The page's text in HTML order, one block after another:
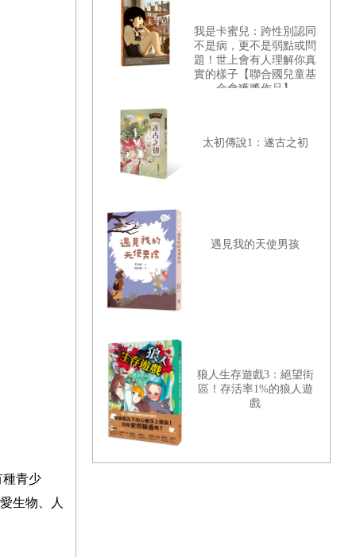
種青少
生物、人
我是卡蜜兒：跨性別認同
不是病，更不是弱點或問
題！世上會有人理解你真
實的樣子【聯合國兒童基
金會獲獎作品】
太初傳說1：遂古之初
遇見我的天使男孩
狼人生存遊戲3：絕望街
區！存活率1%的狼人遊
戲